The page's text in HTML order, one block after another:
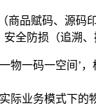
赋码、源码
全防损（追溯
物一码一空间’
际业务模式下